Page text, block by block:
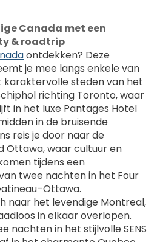
Canada met een
& roadtrip
ontdekken? Deze
je mee langs enkele van
karaktervolle steden van het
richting Toronto, waar
in het luxe Pantages Hotel
in de bruisende
reis je door naar de
Ottawa, waar cultuur en
tijdens een
twee nachten in het Four
naar het levendige Montreal,
in elkaar overlopen.
nachten in het stijlvolle SENS